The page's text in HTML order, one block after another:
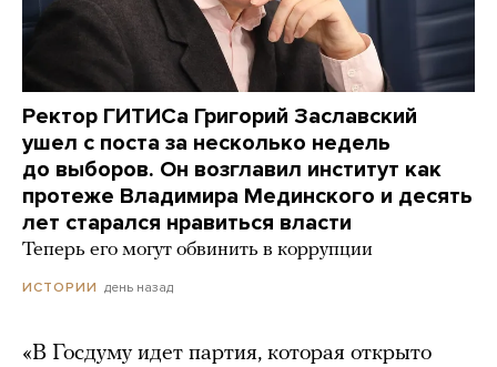
Ректор ГИТИСа Григорий Заславский
ушел с поста за несколько недель
до выборов. Он возглавил институт как
протеже Владимира Мединского и десять
лет старался нравиться власти
Теперь его могут обвинить в коррупции
ИСТОРИИ день назад
«В Госдуму идет партия, которая открыто